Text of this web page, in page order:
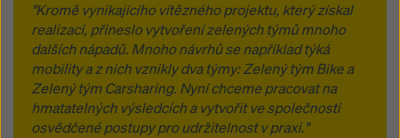
"Kromě vynikajícího vítězného projektu, který získal
realizaci, přineslo vytvoření zelených týmů mnoho
dalších nápadů. Mnoho návrhů se například týká
mobility a z nich vznikly dva týmy: Zelený tým Bike a
Zelený tým Carsharing. Nyní chceme pracovat na
hmatatelných výsledcích a vytvořit ve společnosti
osvědčené postupy pro udržitelnost v praxi."